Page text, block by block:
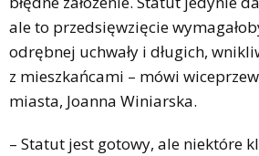
ale to przedsięwzięcie
odrębnej uchwały i długich,
z mieszkańcami – mówi
miasta, Joanna Winiarska.
– Statut jest gotowy, ale niektóre